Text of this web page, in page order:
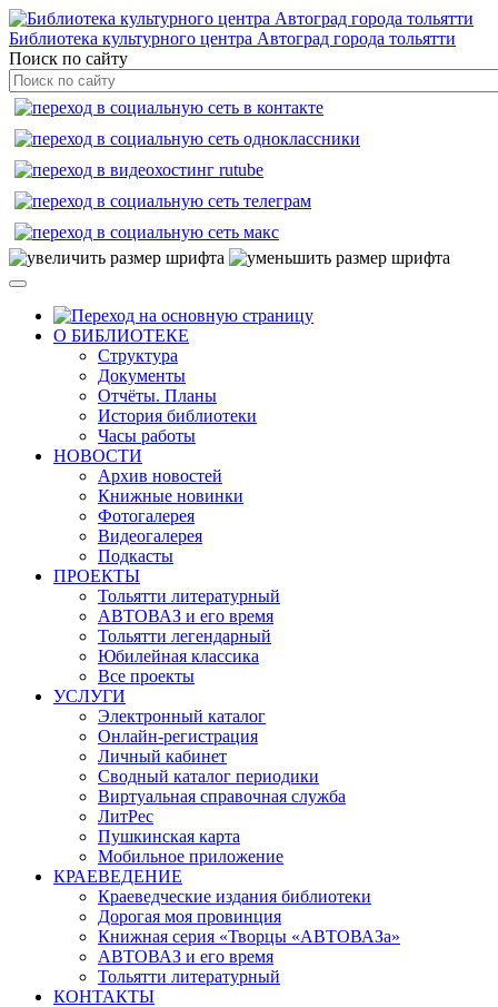
Библиотека культурного центра Автоград города тольятти
Поиск по сайту
О БИБЛИОТЕКЕ
Структура
Документы
Отчёты. Планы
История библиотеки
Часы работы
НОВОСТИ
Архив новостей
Книжные новинки
Фотогалерея
Видеогалерея
Подкасты
ПРОЕКТЫ
Тольятти литературный
АВТОВАЗ и его время
Тольятти легендарный
Юбилейная классика
Все проекты
УСЛУГИ
Электронный каталог
Онлайн-регистрация
Личный кабинет
Сводный каталог периодики
Виртуальная справочная служба
ЛитРес
Пушкинская карта
Мобильное приложение
КРАЕВЕДЕНИЕ
Краеведческие издания библиотеки
Дорогая моя провинция
Книжная серия «Творцы «АВТОВАЗа»
АВТОВАЗ и его время
Тольятти литературный
КОНТАКТЫ